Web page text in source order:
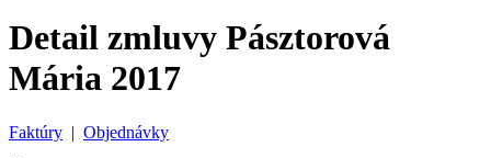
Detail zmluvy Pásztorová
Mária 2017
Faktúry | Objednávky